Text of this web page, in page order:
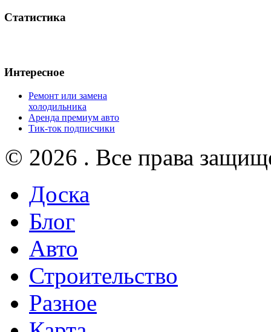
Статистика
Интересное
Ремонт или замена
холодильника
Аренда премиум авто
Тик-ток подписчики
© 2026 . Все права
Доска
Блог
Авто
Строительство
Разное